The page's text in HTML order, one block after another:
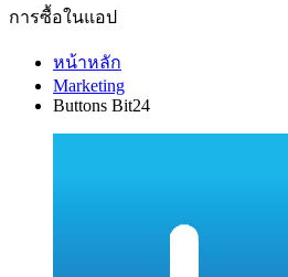
การซื้อในแอป
หน้าหลัก
Marketing
Buttons Bit24